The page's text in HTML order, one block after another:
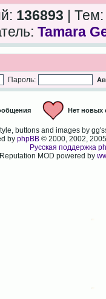
136893 |
Tamara
Пароль:
Нет новых
buttons and images by
byphpBB © 2000, 2002,
Русская поддержка
MOD powered by